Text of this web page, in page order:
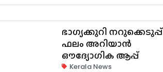
ഭാഗ്യക്കുറി നറുക്കെടുപ്പ്
ഫലം അറിയാൻ
ഔദ്യോഗിക ആപ്പ്
Kerala News